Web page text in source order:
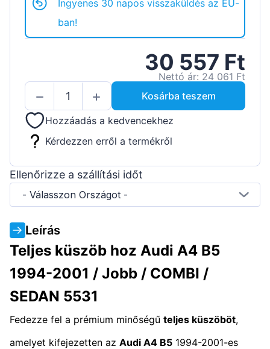
Ingyenes 30 napos visszaküldés az EU-
ban!
30 557 Ft
Nettó ár: 24 061 Ft
Kosárba teszem
Hozzáadás a kedvencekhez
Kérdezzen erről a termékről
Ellenőrizze a szállítási időt
- Válasszon Országot -
Leírás
Teljes küszöb hoz Audi A4 B5
1994-2001 / Jobb / COMBI /
SEDAN 5531
Fedezze fel a prémium minőségű teljes küszöböt,
amelyet kifejezetten az Audi A4 B5 1994-2001-es